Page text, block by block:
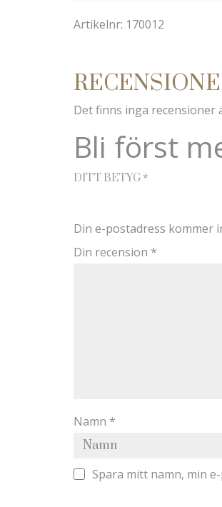
Artikelnr: 170012
Det finns inga recensioner
Bli först
Din e-postadress kommer
DITT BETYG*
Din recension *
Namn *
Spara mitt namn, min